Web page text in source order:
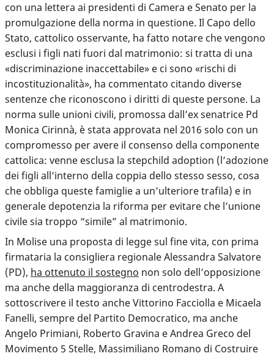
con una lettera ai presidenti di Camera e Senato per la
promulgazione della norma in questione. Il Capo dello
Stato, cattolico osservante, ha fatto notare che vengono
esclusi i figli nati fuori dal matrimonio: si tratta di una
«discriminazione inaccettabile» e ci sono «rischi di
incostituzionalità», ha commentato citando diverse
sentenze che riconoscono i diritti di queste persone. La
norma sulle unioni civili, promossa dall’ex senatrice Pd
Monica Cirinnà, è stata approvata nel 2016 solo con un
compromesso per avere il consenso della componente
cattolica: venne esclusa la stepchild adoption (l’adozione
dei figli all’interno della coppia dello stesso sesso, cosa
che obbliga queste famiglie a un’ulteriore trafila) e in
generale depotenzia la riforma per evitare che l’unione
civile sia troppo “simile” al matrimonio.
In Molise una proposta di legge sul fine vita, con prima
firmataria la consigliera regionale Alessandra Salvatore
(PD), ha ottenuto il sostegno non solo dell’opposizione
ma anche della maggioranza di centrodestra. A
sottoscrivere il testo anche Vittorino Facciolla e Micaela
Fanelli, sempre del Partito Democratico, ma anche
Angelo Primiani, Roberto Gravina e Andrea Greco del
Movimento 5 Stelle, Massimiliano Romano di Costruire